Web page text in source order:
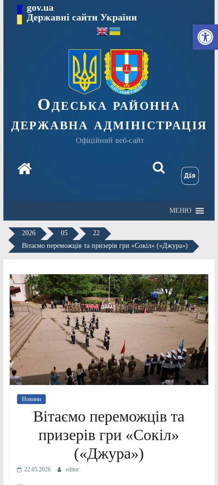
Перейтиgov.ua
Державні сайти України
Одеська районна
державна адміністрація
Офіційний веб-сайт
МЕНЮ
2026 05
22
Вітаємо переможців та призерів гри «Сокіл» («Джура»)
Новини
Вітаємо переможців та
призерів гри «Сокіл»
(«Джура»)
22.05.2026 editor